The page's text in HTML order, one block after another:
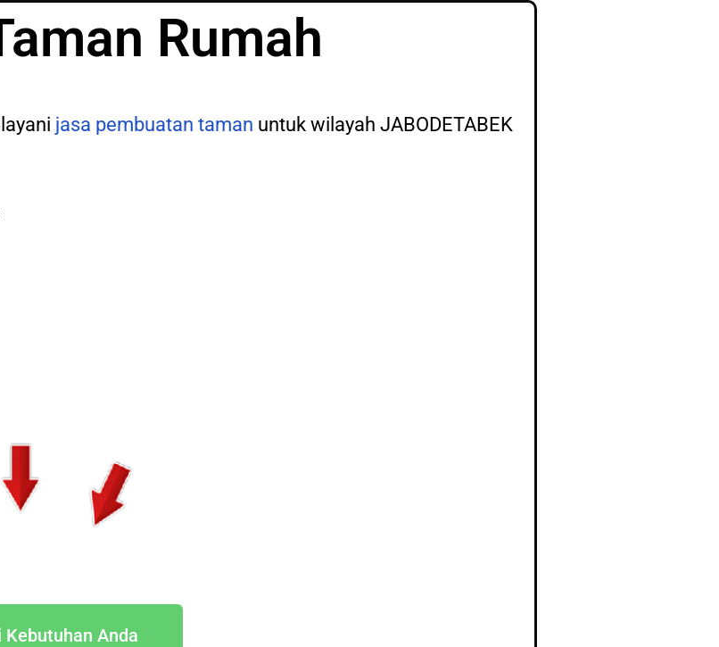
Rumah
jasa pembuatan taman untuk wilayah JABODETABEK
Anda